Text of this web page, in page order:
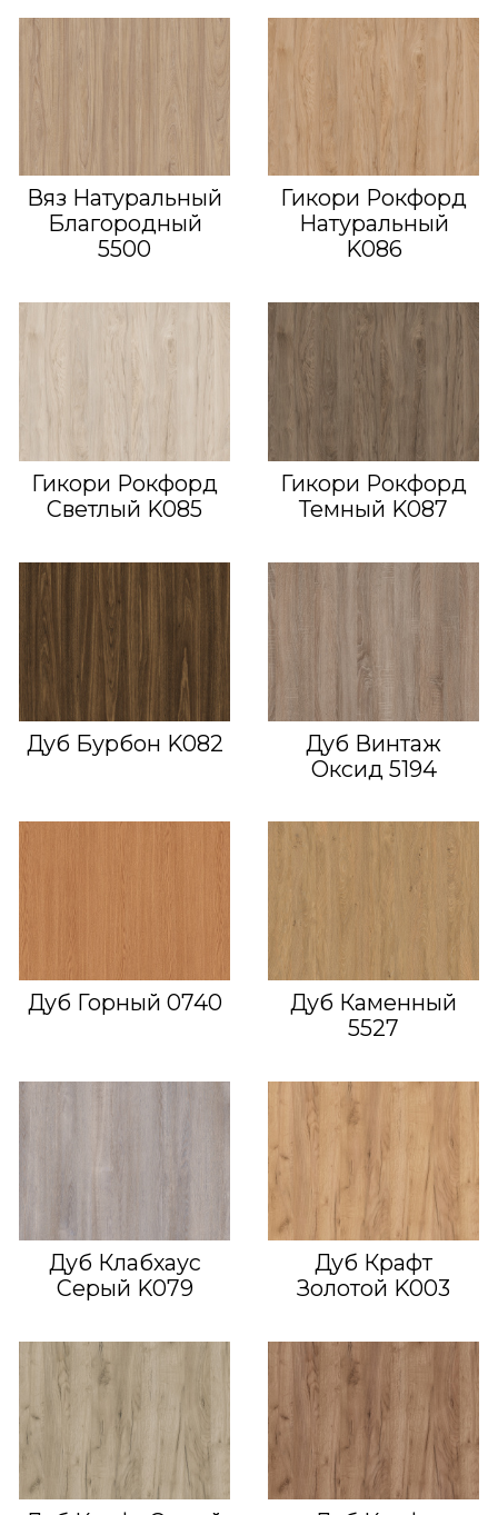
Вяз Натуральный
Благородный
5500
Гикори Рокфорд
Натуральный
K086
Гикори Рокфорд
Светлый K085
Гикори Рокфорд
Темный K087
Дуб Бурбон K082
Дуб Винтаж
Оксид 5194
Дуб Горный 0740
Дуб Каменный
5527
Дуб Клабхаус
Серый K079
Дуб Крафт
Золотой K003